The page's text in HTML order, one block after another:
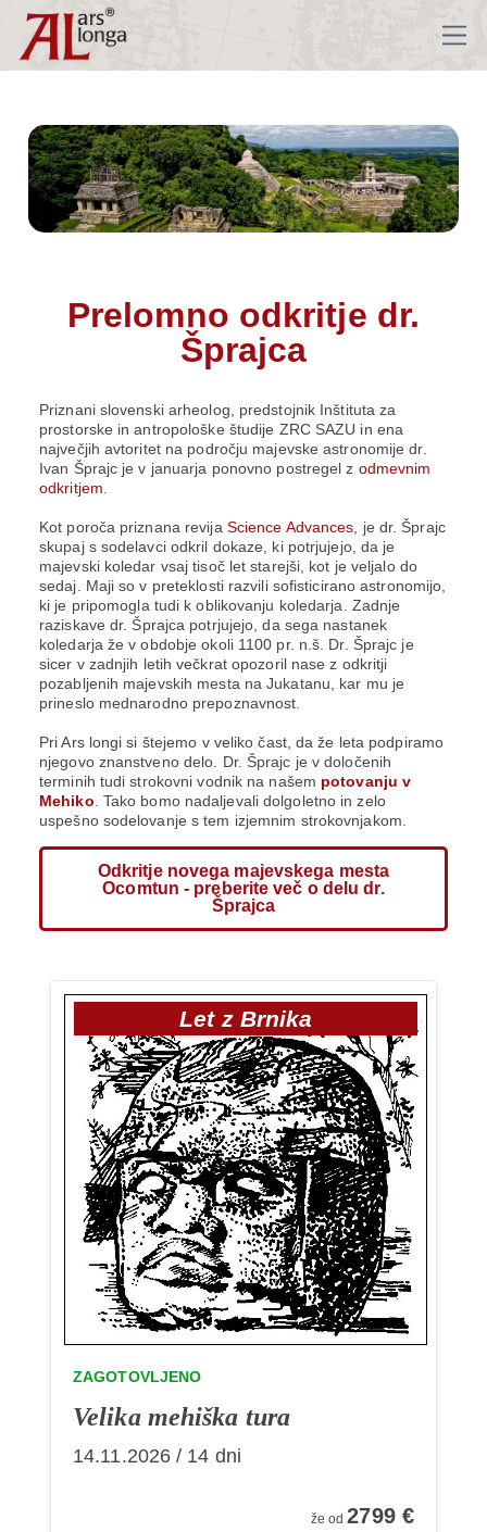
Prelomno odkritje dr.
Šprajca
Priznani slovenski arheolog, predstojnik Inštituta za
prostorske in antropološke študije ZRC SAZU in ena
največjih avtoritet na področju majevske astronomije dr.
Ivan Šprajc je v januarja ponovno postregel z odmevnim
odkritjem
Kot poroča priznana revija Science Advances , je dr. Šprajc
skupaj s sodelavci odkril dokaze, ki potrjujejo, da je
majevski koledar vsaj tisoč let starejši, kot je veljalo do
sedaj. Maji so v preteklosti razvili sofisticirano astronomijo,
ki je pripomogla tudi k oblikovanju koledarja. Zadnje
raziskave dr. Šprajca potrjujejo, da sega nastanek
koledarja že v obdobje okoli 1100 pr. n.š. Dr. Šprajc je
sicer v zadnjih letih večkrat opozoril nase z odkritji
pozabljenih majevskih mesta na Jukatanu, kar mu je
prineslo mednarodno prepoznavnost.
Pri Ars longi si štejemo v veliko čast, da že leta podpiramo
njegovo znanstveno delo. Dr. Šprajc je v določenih
terminih tudi strokovni vodnik na našem potovanju v
Mehiko . Tako bomo nadaljevali dolgoletno in zelo
uspešno sodelovanje s tem izjemnim strokovnjakom.
Odkritje novega majevskega mesta
Ocomtun - preberite več o delu dr.
Šprajca
Let z Brnika
ZAGOTOVLJENO
Velika mehiška tura
14.11.2026 / 14 dni
že od2799 €